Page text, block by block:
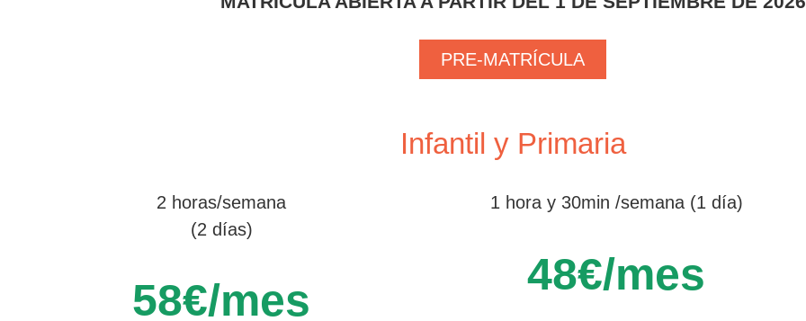
PRE-MATRÍCULA
Infantil y Primaria
2 horas/semana
(2 días)
58€/mes
1 hora y 30min /semana (1 día)
48€/mes